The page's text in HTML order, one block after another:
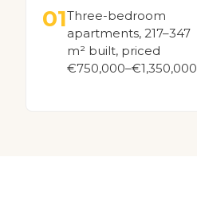
01Three-bedroom
apartments, 217–347
m² built, priced
€750,000–€1,350,000